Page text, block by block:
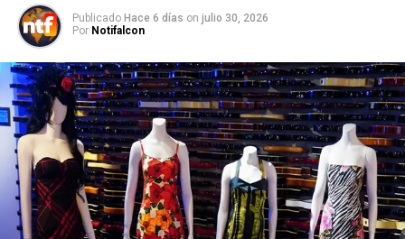
Publicado Hace 6 días on julio 30, 2026
Por Notifalcon